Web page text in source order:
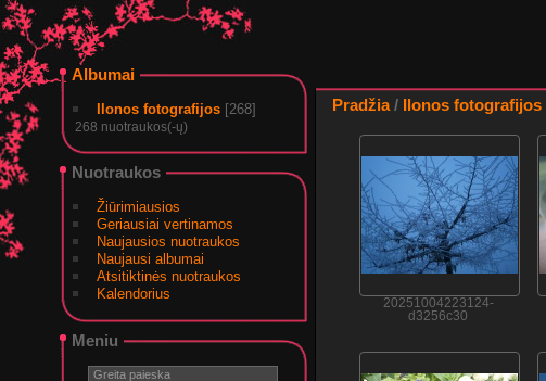
Albumai
Ilonos fotografijos [268]
268 nuotraukos(-ų)
Nuotraukos
Žiūrimiausios
Geriausiai vertinamos
Naujausios nuotraukos
Naujausi albumai
Atsitiktinės nuotraukos
Kalendorius
Meniu
Pradžia/ Ilonos fotografijos
20251004223124-
d3256c30